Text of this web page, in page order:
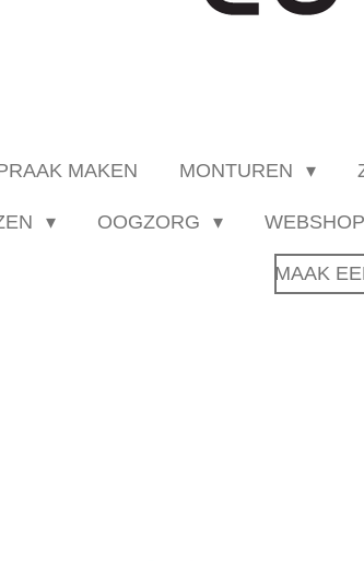
MAKEN MONTUREN
OOGZORG WEBSHOP
MAAK